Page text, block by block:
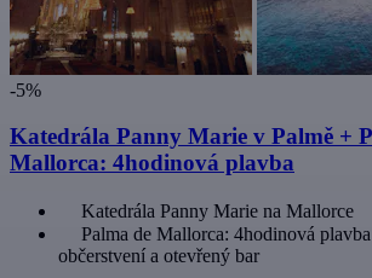
-5%
Katedrála Panny Marie v Palmě +
Mallorca: 4hodinová plavba
Katedrála Panny Marie na Mallorce
Palma de Mallorca: 4hodinová
občerstvení a otevřený bar